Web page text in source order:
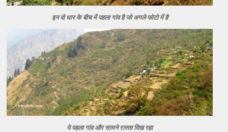
इन दो धार के बीच में पहला गांव है जो अगले फोटो में है
ये पहला गांव और सामने रास्ता दिख रहा